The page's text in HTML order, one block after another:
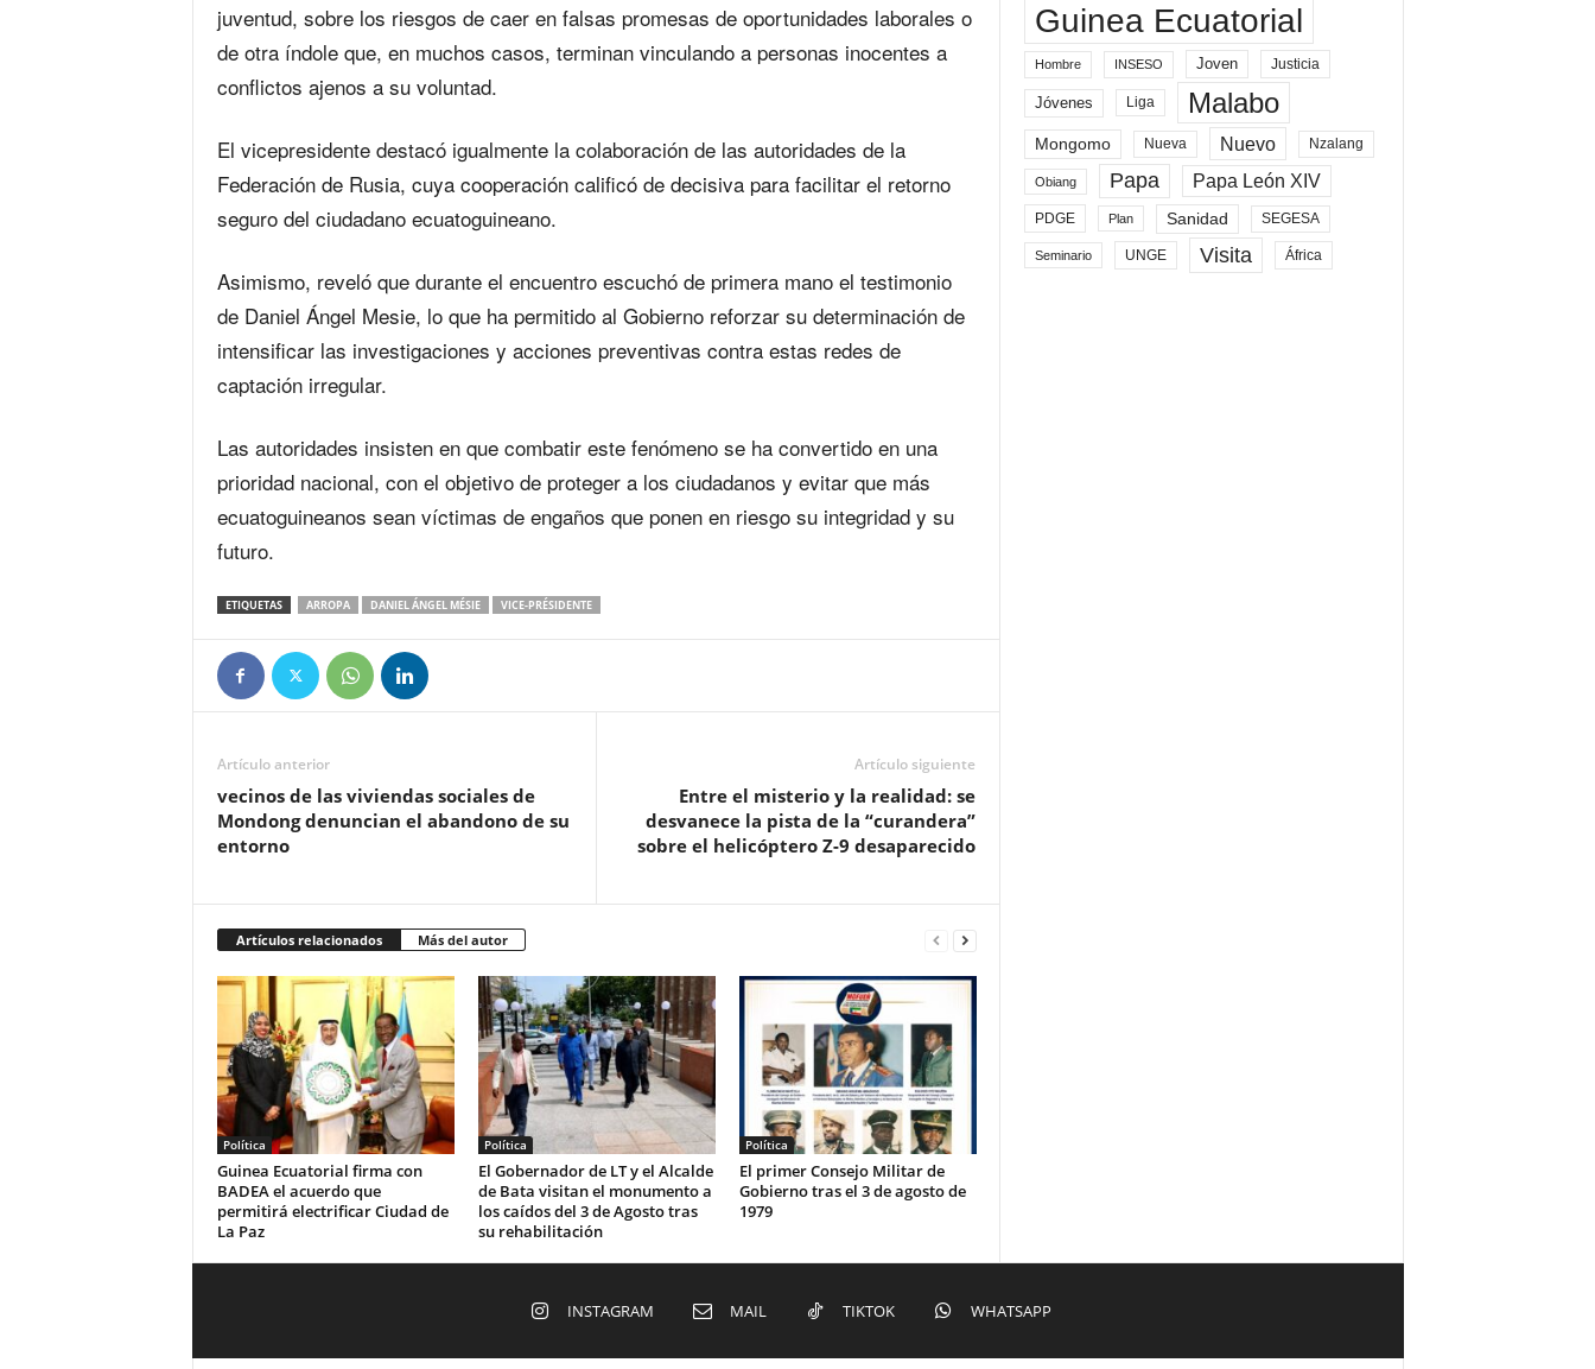
juventud, sobre los riesgos de caer en falsas promesas de oportunidades laborales o
de otra índole que, en muchos casos, terminan vinculando a personas inocentes a
conflictos ajenos a su voluntad.
El vicepresidente destacó igualmente la colaboración de las autoridades de la
Federación de Rusia, cuya cooperación calificó de decisiva para facilitar el retorno
seguro del ciudadano ecuatoguineano.
Asimismo, reveló que durante el encuentro escuchó de primera mano el testimonio
de Daniel Ángel Mesie, lo que ha permitido al Gobierno reforzar su determinación de
intensificar las investigaciones y acciones preventivas contra estas redes de
captación irregular.
Las autoridades insisten en que combatir este fenómeno se ha convertido en una
prioridad nacional, con el objetivo de proteger a los ciudadanos y evitar que más
ecuatoguineanos sean víctimas de engaños que ponen en riesgo su integridad y su
futuro.
ETIQUETAS ARROPA DANIEL ÁNGEL MÉSIE VICE-PRÉSIDENTE
Artículo anterior
vecinos de las viviendas sociales de
Mondong denuncian el abandono de su
entorno
Artículo siguiente
Entre el misterio y la realidad: se
desvanece la pista de la “curandera”
sobre el helicóptero Z-9 desaparecido
Artículos relacionados Más del autor
Política
Guinea Ecuatorial firma con
BADEA el acuerdo que
permitirá electrificar Ciudad de
La Paz
Política
El Gobernador de LT y el Alcalde
de Bata visitan el monumento a
los caídos del 3 de Agosto tras
su rehabilitación
Política
El primer Consejo Militar de
Gobierno tras el 3 de agosto de
1979
Guinea Ecuatorial
Hombre INSESO Joven Justicia
Jóvenes Liga Malabo
Mongomo Nueva Nuevo Nzalang
Obiang Papa Papa León XIV
PDGE Plan Sanidad SEGESA
Seminario UNGE Visita África
INSTAGRAM MAIL TIKTOK WHATSAPP